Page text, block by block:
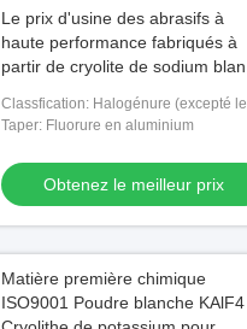
Le prix d'usine des abrasifs à
haute performance fabriqués à
partir de cryolite de sodium blanc
Classfication: Halogénure (excepté le
chlorure)
Taper: Fluorure en aluminium
Obtenez le meilleur prix
Matière première chimique
ISO9001 Poudre blanche KAlF4